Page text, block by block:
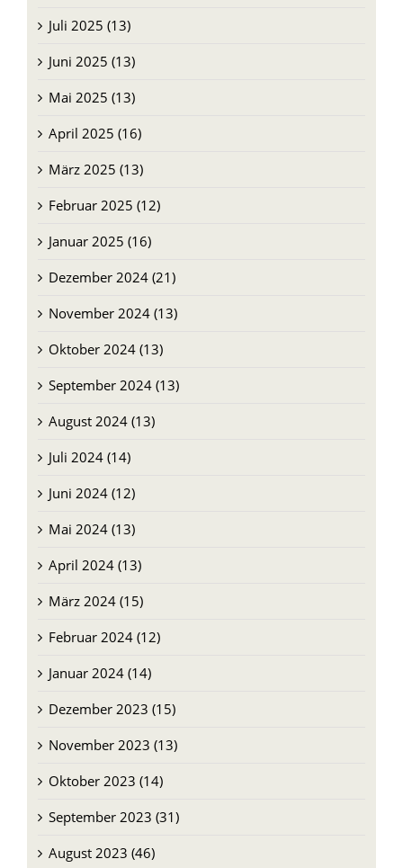
Juli 2025 (13)
Juni 2025 (13)
Mai 2025 (13)
April 2025 (16)
März 2025 (13)
Februar 2025 (12)
Januar 2025 (16)
Dezember 2024 (21)
November 2024 (13)
Oktober 2024 (13)
September 2024 (13)
August 2024 (13)
Juli 2024 (14)
Juni 2024 (12)
Mai 2024 (13)
April 2024 (13)
März 2024 (15)
Februar 2024 (12)
Januar 2024 (14)
Dezember 2023 (15)
November 2023 (13)
Oktober 2023 (14)
September 2023 (31)
August 2023 (46)